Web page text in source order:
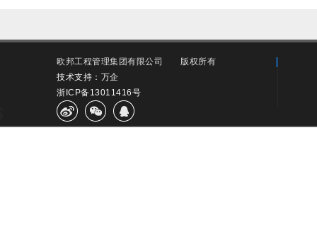
欧邦工程管理集团有限公司
版权所有
技术支持：万企
浙ICP备13011416号